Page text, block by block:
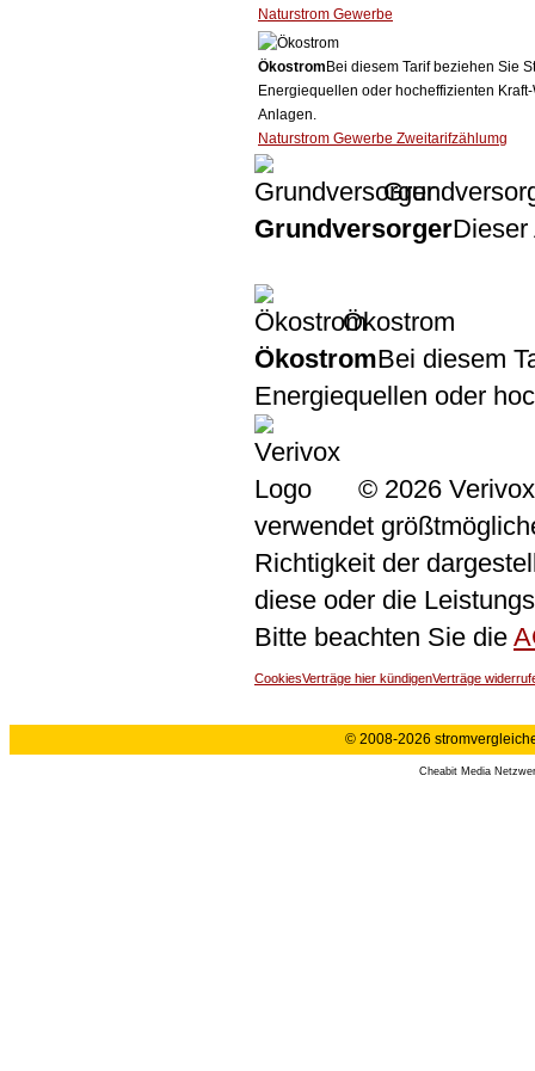
Naturstrom Gewerbe
Ökostrom Bei diesem Tarif beziehen Sie
Energiequellen oder hocheffizienten
Anlagen.
Naturstrom Gewerbe Zweitarifzählumg
GrundversorgerDieser
Ökostrom
ÖkostromBei diesem
Energiequellen oder
© 2026
verwendet
Richtigkeit der
diese oder die
Bitte beachten Sie die
CookiesVerträge hier kündigenVerträge
© 2008-2026
Cheabit Media